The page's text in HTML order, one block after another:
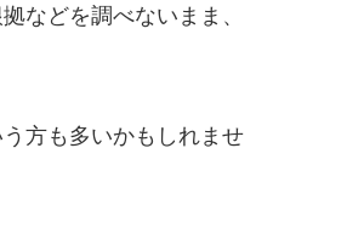
などを調べないまま、
方も多いかもしれませ